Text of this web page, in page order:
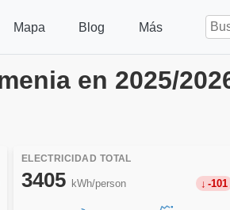
Mapa Blog Más
en 2025/
ELECTRICIDAD TOTAL
3405 kWh/person -101